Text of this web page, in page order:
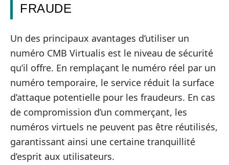
FRAUDE
Un des principaux avantages d’utiliser un
numéro CMB Virtualis est le niveau de sécurité
qu’il offre. En remplaçant le numéro réel par un
numéro temporaire, le service réduit la surface
d’attaque potentielle pour les fraudeurs. En cas
de compromission d’un commerçant, les
numéros virtuels ne peuvent pas être réutilisés,
garantissant ainsi une certaine tranquillité
d’esprit aux utilisateurs.